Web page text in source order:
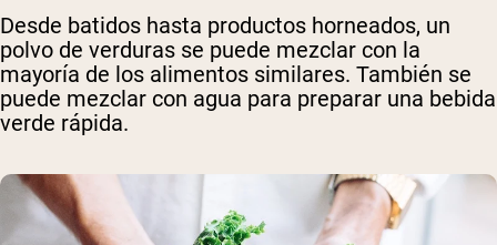
Desde batidos hasta productos horneados, un
polvo de verduras se puede mezclar con la
mayoría de los alimentos similares. También se
puede mezclar con agua para preparar una bebida
verde rápida.